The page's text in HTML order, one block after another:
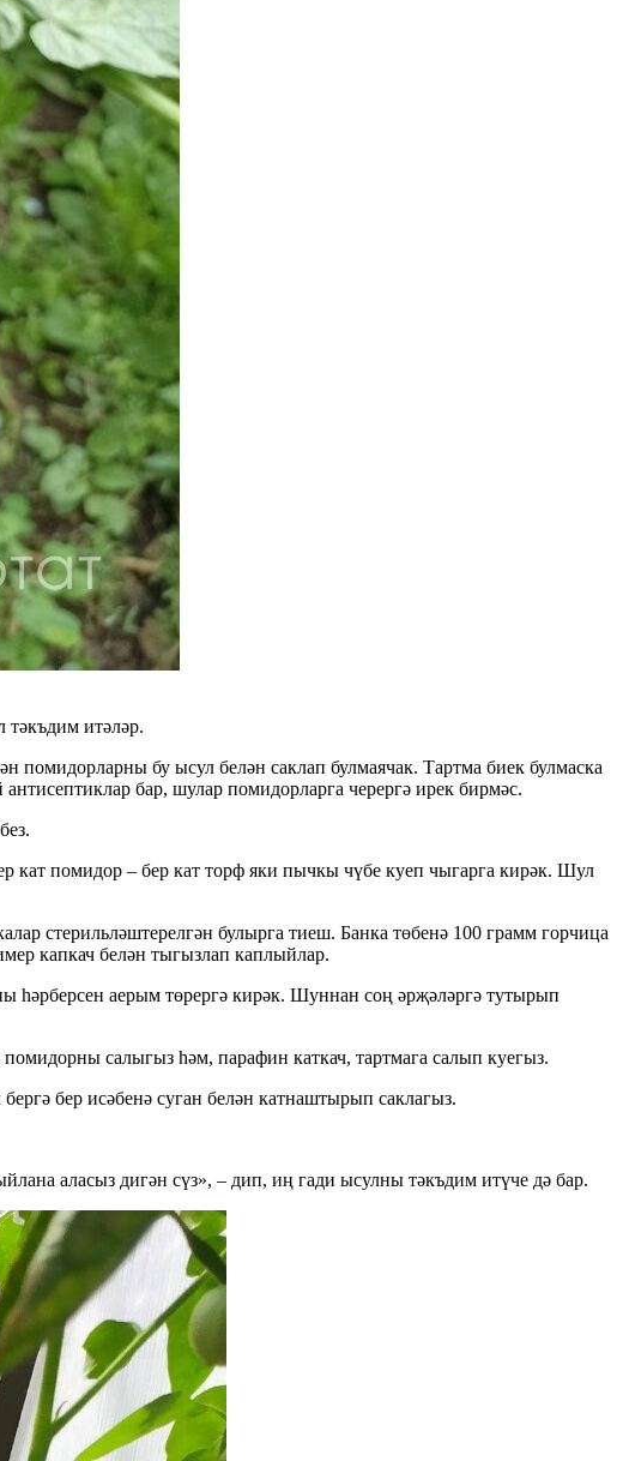
тәкъдим итәләр.
бу ысул белән саклап булмаячак. Тартма биек булмаска
бар, шулар помидорларга черергә ирек бирмәс.
кат помидор – бер кат торф яки пычкы чүбе куеп чыгарга кирәк. Шул
стерильләштерелгән булырга тиеш. Банка төбенә 100 грамм горчица
капкач белән тыгызлап каплыйлар.
һәрберсен аерым төрергә кирәк. Шуннан соң әрҗәләргә тутырып
салыгыз һәм, парафин каткач, тартмага салып куегыз.
бер исәбенә суган белән катнаштырып саклагыз.
аласыз дигән сүз», – дип, иң гади ысулны тәкъдим итүче дә бар.